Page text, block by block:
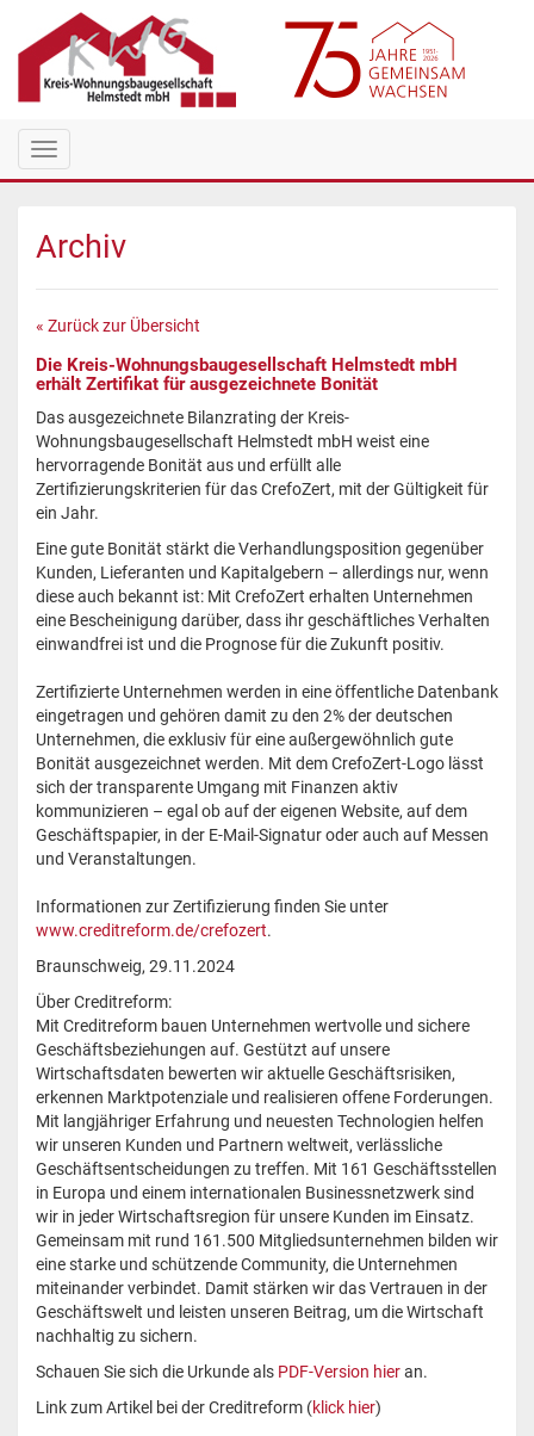
Toggle
navigation
Archiv
« Zurück zur Übersicht
Die Kreis-Wohnungsbaugesellschaft Helmstedt mbH
erhält Zertifikat für ausgezeichnete Bonität
Das ausgezeichnete Bilanzrating der Kreis-
Wohnungsbaugesellschaft Helmstedt mbH weist eine
hervorragende Bonität aus und erfüllt alle
Zertifizierungskriterien für das CrefoZert, mit der Gültigkeit für
ein Jahr.
Eine gute Bonität stärkt die Verhandlungsposition gegenüber
Kunden, Lieferanten und Kapitalgebern – allerdings nur, wenn
diese auch bekannt ist: Mit CrefoZert erhalten Unternehmen
eine Bescheinigung darüber, dass ihr geschäftliches Verhalten
einwandfrei ist und die Prognose für die Zukunft positiv.
Zertifizierte Unternehmen werden in eine öffentliche Datenbank
eingetragen und gehören damit zu den 2% der deutschen
Unternehmen, die exklusiv für eine außergewöhnlich gute
Bonität ausgezeichnet werden. Mit dem CrefoZert-Logo lässt
sich der transparente Umgang mit Finanzen aktiv
kommunizieren – egal ob auf der eigenen Website, auf dem
Geschäftspapier, in der E-Mail-Signatur oder auch auf Messen
und Veranstaltungen.
Informationen zur Zertifizierung finden Sie unter
www.creditreform.de/crefozert.
Braunschweig, 29.11.2024
Über Creditreform:
Mit Creditreform bauen Unternehmen wertvolle und sichere
Geschäftsbeziehungen auf. Gestützt auf unsere
Wirtschaftsdaten bewerten wir aktuelle Geschäftsrisiken,
erkennen Marktpotenziale und realisieren offene Forderungen.
Mit langjähriger Erfahrung und neuesten Technologien helfen
wir unseren Kunden und Partnern weltweit, verlässliche
Geschäftsentscheidungen zu treffen. Mit 161 Geschäftsstellen
in Europa und einem internationalen Businessnetzwerk sind
wir in jeder Wirtschaftsregion für unsere Kunden im Einsatz.
Gemeinsam mit rund 161.500 Mitgliedsunternehmen bilden wir
eine starke und schützende Community, die Unternehmen
miteinander verbindet. Damit stärken wir das Vertrauen in der
Geschäftswelt und leisten unseren Beitrag, um die Wirtschaft
nachhaltig zu sichern.
Schauen Sie sich die Urkunde als PDF-Version hieran.
Link zum Artikel bei der Creditreform (klick hier)